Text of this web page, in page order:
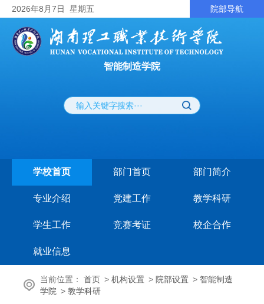
2026年8月7日 星期五 院部导航
智能制造学院
学校首页 部门首页 部门简介
专业介绍 党建工作 教学科研
学生工作 竞赛考证 校企合作
就业信息
当前位置： 首页 > 机构设置 > 院部设置 > 智能制造
学院 > 教学科研